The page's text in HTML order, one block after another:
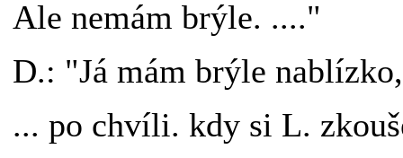
Ale nemám brýle. ...."
D.: "Já mám brýle
... po chvíli. kdy si L.